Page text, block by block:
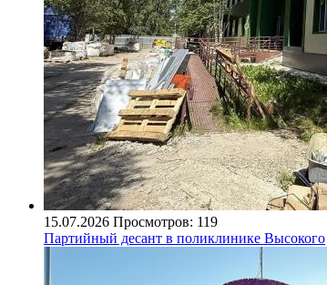
15.07.2026 Просмотров: 119
Партийный десант в поликлинике Высокого